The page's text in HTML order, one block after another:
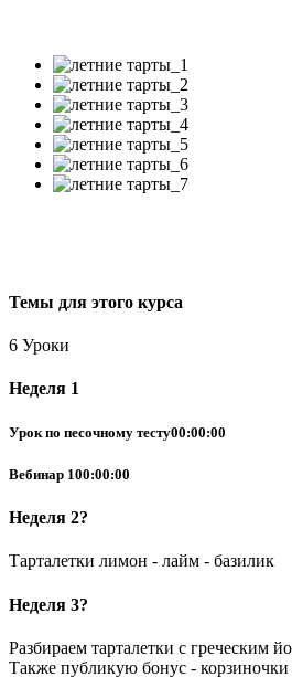
Темы для этого курса
6 Уроки
Неделя 1
Урок по песочному тесту00:00:00
Вебинар 100:00:00
Неделя 2?
Тарталетки лимон - лайм - базилик
Неделя 3?
Разбираем тарталетки с греческим
Также публикую бонус - корзиночки